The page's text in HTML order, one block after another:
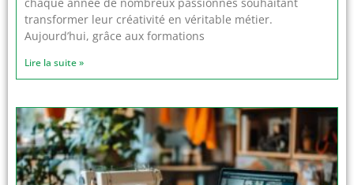
transformer leur créativité en véritable métier.
Aujourd’hui, grâce aux formations
Lire la suite »